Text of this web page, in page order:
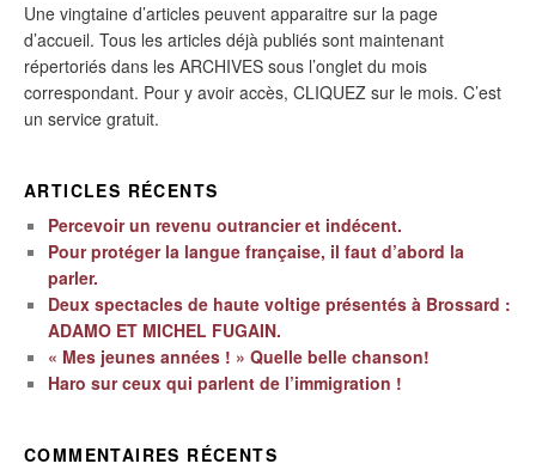
Une vingtaine d’articles peuvent apparaitre sur la page
d’accueil. Tous les articles déjà publiés sont maintenant
répertoriés dans les ARCHIVES sous l’onglet du mois
correspondant. Pour y avoir accès, CLIQUEZ sur le mois. C’est
un service gratuit.
ARTICLES RÉCENTS
Percevoir un revenu outrancier et indécent.
Pour protéger la langue française, il faut d’abord la
parler.
Deux spectacles de haute voltige présentés à Brossard :
ADAMO ET MICHEL FUGAIN.
« Mes jeunes années ! » Quelle belle chanson!
Haro sur ceux qui parlent de l’immigration !
COMMENTAIRES RÉCENTS